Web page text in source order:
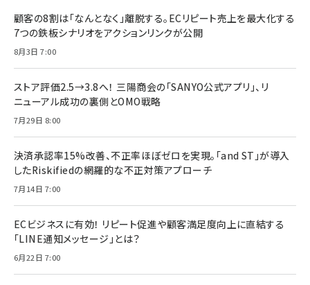
顧客の8割は「なんとなく」離脱する。ECリピート売上を最大化する
7つの鉄板シナリオをアクションリンクが公開
8月3日 7:00
ストア評価2.5→3.8へ！ 三陽商会の「SANYO公式アプリ」、リ
ニューアル成功の裏側とOMO戦略
7月29日 8:00
決済承認率15%改善、不正率ほぼゼロを実現。「and ST」が導入
したRiskifiedの網羅的な不正対策アプローチ
7月14日 7:00
ECビジネスに有効！ リピート促進や顧客満足度向上に直結する
「LINE通知メッセージ」とは？
6月22日 7:00